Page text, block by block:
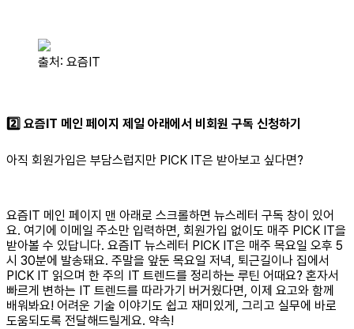
출처: 요즘IT
2️⃣ 요즘IT 메인 페이지 제일 아래에서 비회원 구독 신청하기
아직 회원가입은 부담스럽지만 PICK IT은 받아보고 싶다면?
요즘IT 메인 페이지 맨 아래로 스크롤하면 뉴스레터 구독 창이 있어
요. 여기에 이메일 주소만 입력하면, 회원가입 없이도 매주 PICK IT을
받아볼 수 있답니다. 요즘IT 뉴스레터 PICK IT은 매주 목요일 오후 5
시 30분에 발송돼요. 주말을 앞둔 목요일 저녁, 퇴근길이나 집에서
PICK IT 읽으며 한 주의 IT 트렌드를 정리하는 루틴 어때요? 혼자서
빠르게 변하는 IT 트렌드를 따라가기 버거웠다면, 이제 요고와 함께
배워봐요! 어려운 기술 이야기도 쉽고 재미있게, 그리고 실무에 바로
도움되도록 전달해드릴게요. 약속!